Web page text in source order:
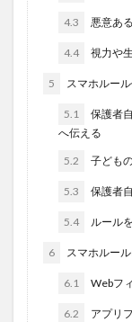
4.3 悪意あ
4.4 視力や
5 スマホルー
5.1
保護者
へ伝える
5.2 子ども
5.3 保護者
5.4 ルール
6 スマホルー
6.1 Webフ
6.2 アプリ